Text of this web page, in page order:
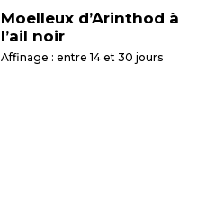
Moelleux d’Arinthod à
l’ail noir
Affinage : entre 14 et 30 jours